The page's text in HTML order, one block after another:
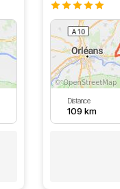
Distance
109 km